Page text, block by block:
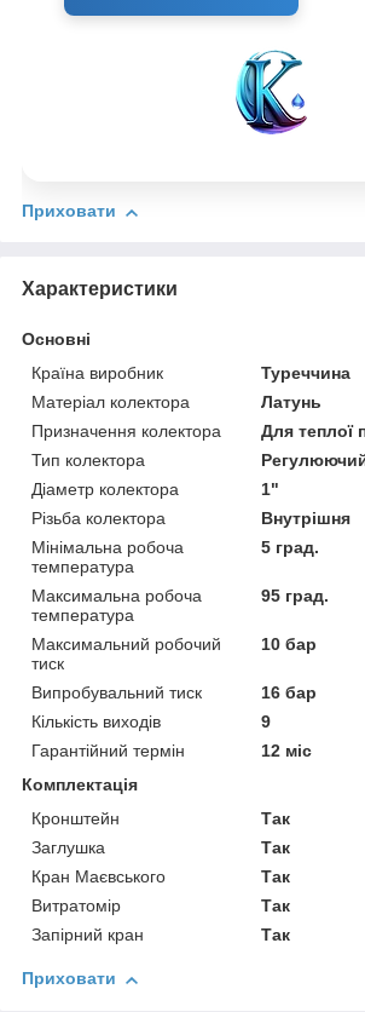
Приховати
Характеристики
Основні
Країна виробник
Туреччина
Матеріал колектора
Латунь
Призначення колектора
Для теплої
Тип колектора
Діаметр колектора
1"
Різьба колектора
Внутрішня
Мінімальна робоча
температура
5 град.
Максимальна робоча
температура
95 град.
Максимальний робочий
тиск
10 бар
Випробувальний тиск
16 бар
Кількість виходів
9
Гарантійний термін
12 міс
Комплектація
Кронштейн
Так
Заглушка
Так
Кран Маєвського
Так
Витратомір
Так
Запірний кран
Так
Приховати